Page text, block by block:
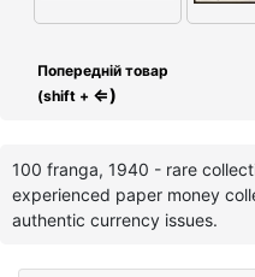
Попередній товар
(shift + ⇐)
100 franga, 1940 - rare
experienced paper money
authentic currency issues.